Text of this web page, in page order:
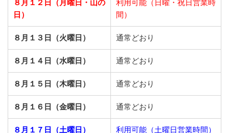
８月１２日（月曜日・山の
日）
利用可能（日曜・祝日営業時
間）
８月１３日（火曜日） 通常どおり
８月１４日（水曜日） 通常どおり
８月１５日（木曜日） 通常どおり
８月１６日（金曜日） 通常どおり
８月１７日（土曜日） 利用可能（土曜日営業時間）